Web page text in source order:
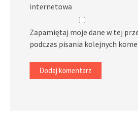
internetowa
Zapamiętaj moje dane w tej
podczas pisania kolejnych